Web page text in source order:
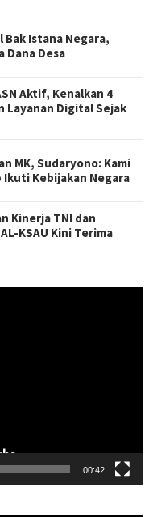
Istana Negara,
Dana Desa
Aktif, Kenalkan 4
Layanan Digital Sejak
MK, Sudaryono: Kami
Ikuti Kebijakan Negara
Kinerja TNI dan
KSAU Kini Terima
00:42